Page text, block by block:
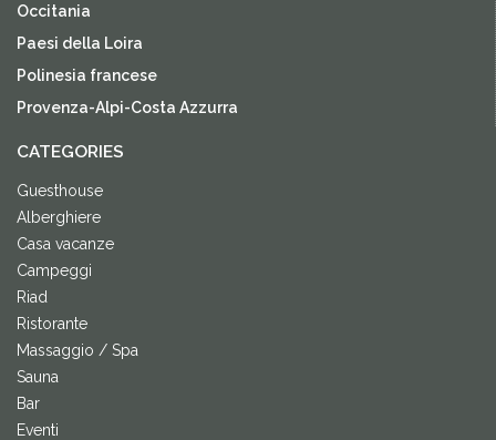
Occitania
Paesi della Loira
Polinesia francese
Provenza-Alpi-Costa Azzurra
CATEGORIES
Guesthouse
Alberghiere
Casa vacanze
Campeggi
Riad
Ristorante
Massaggio / Spa
Sauna
Bar
Eventi